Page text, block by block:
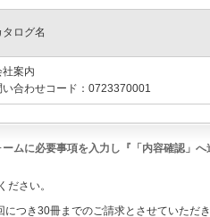
タログ名
社案内
い合わせコード：0723370001
ームに必要事項を入力し『「内容確認」
ださい。
つき30冊までのご請求とさせていただ